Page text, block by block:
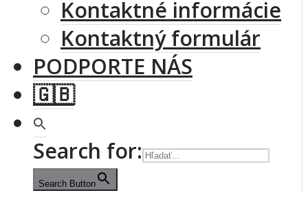
Kontaktné informácie
Kontaktný formulár
PODPORTE NÁS
🇬🇧
Search for:
Search Button